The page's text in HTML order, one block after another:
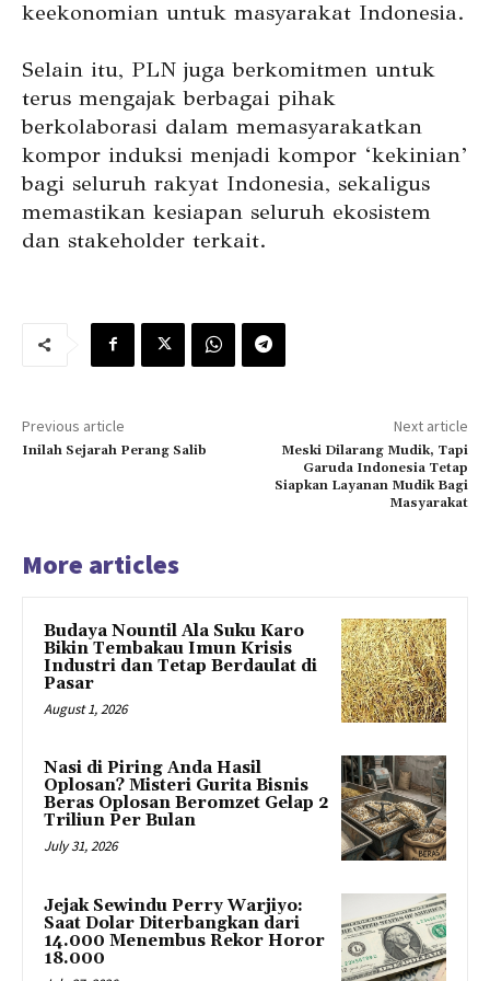
keekonomian untuk masyarakat Indonesia.
Selain itu, PLN juga berkomitmen untuk
terus mengajak berbagai pihak
berkolaborasi dalam memasyarakatkan
kompor induksi menjadi kompor ‘kekinian’
bagi seluruh rakyat Indonesia, sekaligus
memastikan kesiapan seluruh ekosistem
dan stakeholder terkait.
Previous article
Inilah Sejarah Perang Salib
Next article
Meski Dilarang Mudik, Tapi
Garuda Indonesia Tetap
Siapkan Layanan Mudik Bagi
Masyarakat
More articles
Budaya Nountil Ala Suku Karo
Bikin Tembakau Imun Krisis
Industri dan Tetap Berdaulat di
Pasar
August 1, 2026
Nasi di Piring Anda Hasil
Oplosan? Misteri Gurita Bisnis
Beras Oplosan Beromzet Gelap 2
Triliun Per Bulan
July 31, 2026
Jejak Sewindu Perry Warjiyo:
Saat Dolar Diterbangkan dari
14.000 Menembus Rekor Horor
18.000